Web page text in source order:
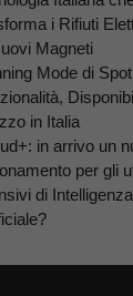
i Rifiuti
Magneti
Mode di
in Italia
in arrivo un
per gli
di Intelligenza